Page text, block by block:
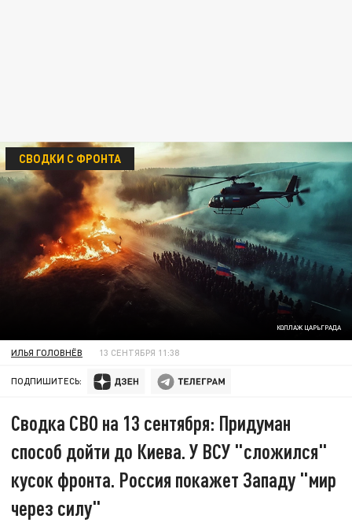
КОЛЛАЖ ЦАРЬГРАДА
СВОДКИ С ФРОНТА
ИЛЬЯ ГОЛОВНЁВ 13 СЕНТЯБРЯ 11:38
ПОДПИШИТЕСЬ:
Сводка СВО на 13 сентября: Придуман
способ дойти до Киева. У ВСУ "сложился"
кусок фронта. Россия покажет Западу "мир
через силу"